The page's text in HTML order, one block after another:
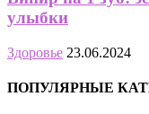
улыбки
Здоровье 23.06.2024
ПОПУЛЯРНЫЕ